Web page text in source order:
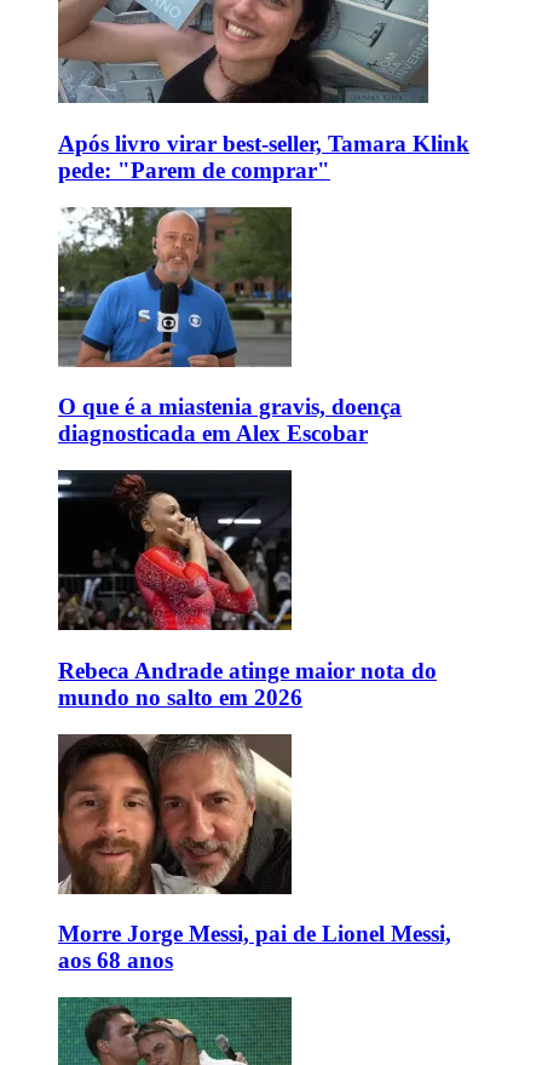
Após livro virar best-seller, Tamara Klink
pede: "Parem de comprar"
O que é a miastenia gravis, doença
diagnosticada em Alex Escobar
Rebeca Andrade atinge maior nota do
mundo no salto em 2026
Morre Jorge Messi, pai de Lionel Messi,
aos 68 anos